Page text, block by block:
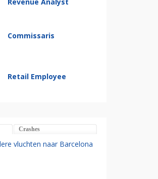
Revenue Analyst
Commissaris
Retail Employee
Crashes
vluchten naar Barcelona